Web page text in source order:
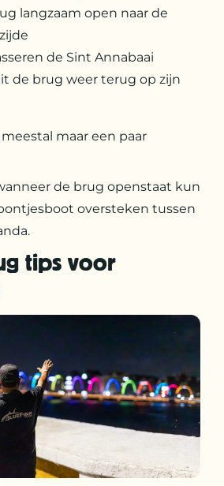
langzaam open naar de
de Sint Annabaai
de brug weer terug op zijn
maar een paar
de brug openstaat kun
oversteken tussen
tips voor